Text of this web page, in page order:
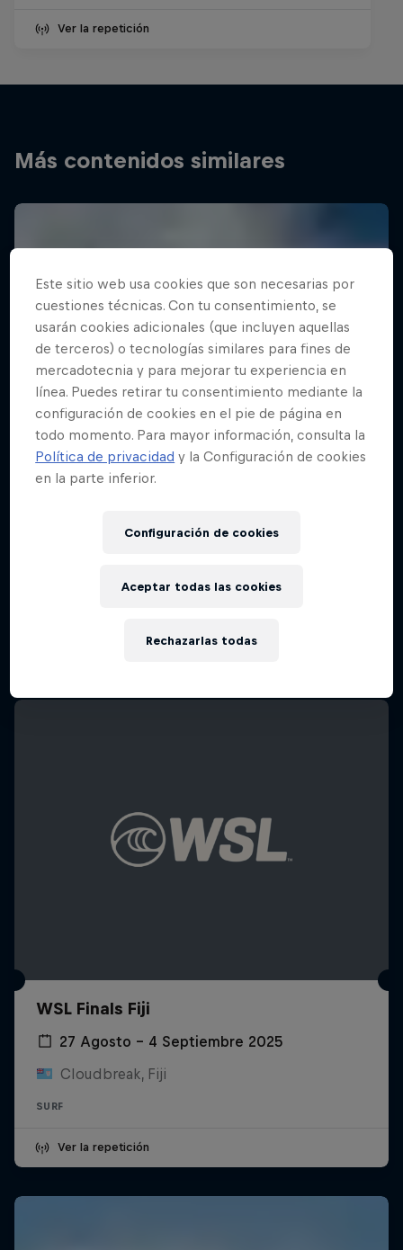
Ver la repetición
Más contenidos similares
WSL Finals Fiji
27 Agosto – 4 Septiembre 2025
Cloudbreak, Fiji
SURF
Ver la repetición
Este sitio web usa cookies que son necesarias por
cuestiones técnicas. Con tu consentimiento, se
usarán cookies adicionales (que incluyen aquellas
de terceros) o tecnologías similares para fines de
mercadotecnia y para mejorar tu experiencia en
línea. Puedes retirar tu consentimiento mediante la
configuración de cookies en el pie de página en
todo momento. Para mayor información, consulta la
Política de privacidad y la Configuración de cookies
en la parte inferior.
Configuración de cookies
Rechazarlas todas
Aceptar todas las cookies